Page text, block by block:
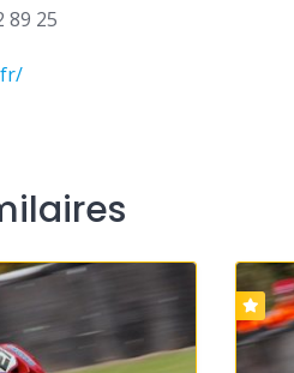
89 25